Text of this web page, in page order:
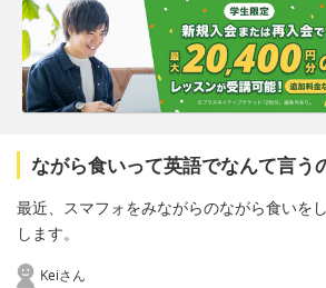
ながら食いって英語でなんて言う
最近、スマフォをみながらのながら食いを
します。
Keiさん